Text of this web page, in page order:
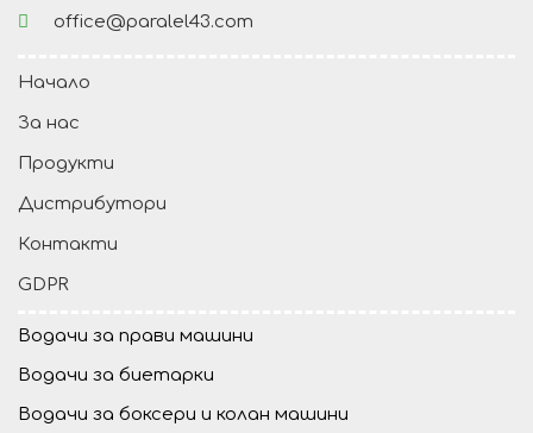
office@paralel43.com
Начало
За нас
Продукти
Дистрибутори
Контакти
GDPR
Водачи за прави машини
Водачи за биетарки
Водачи за боксери и колан машини